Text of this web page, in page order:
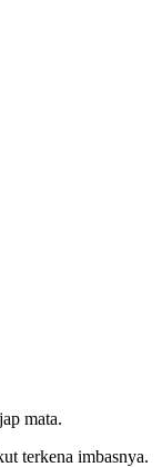
mata.
terkena imbasnya.